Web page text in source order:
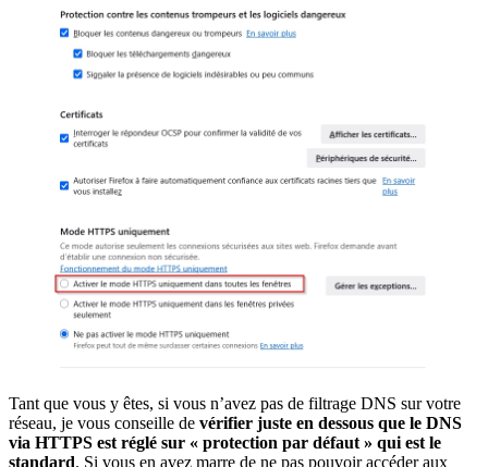
Tant que vous y êtes, si vous n’avez pas de filtrage DNS sur votre
réseau, je vous conseille de vérifier juste en dessous que le DNS
via HTTPS est réglé sur « protection par défaut » qui est le
standard. Si vous en avez marre de ne pas pouvoir accéder aux